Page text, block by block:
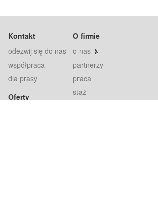
Kontakt
odezwij się do nas
współpraca
dla prasy
Oferty
O firmie
o nas
partnerzy
praca
staż